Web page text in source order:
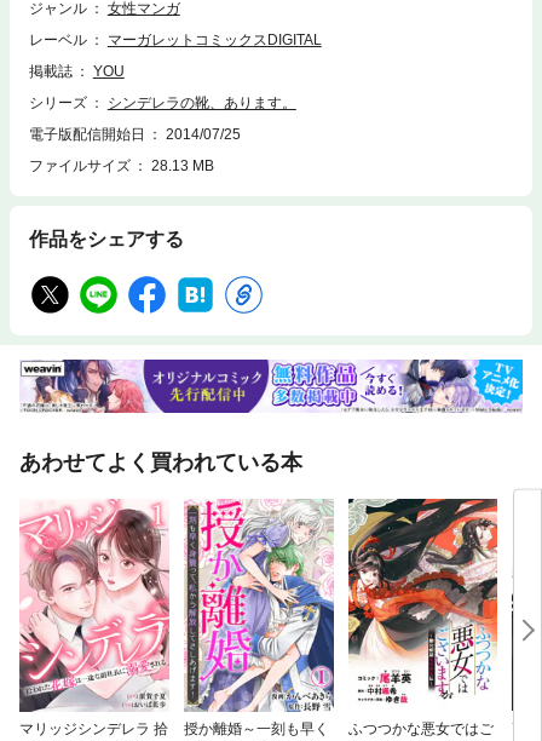
ジャンル
女性マンガ
レーベル
マーガレットコミックスDIGITAL
掲載誌
YOU
シリーズ
シンデレラの靴、あります。
電子版配信開始日
2014/07/25
ファイルサイズ
28.13 MB
作品をシェアする
あわせてよく買われている本
マリッジシンデレラ 拾
授か離婚～一刻も早く
ふつつかな悪女ではご
高